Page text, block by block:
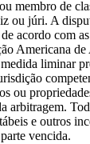
membro de
ou júri. A
acordo com
Americana
liminar
ou
arbitragem.
e outros
vencida.